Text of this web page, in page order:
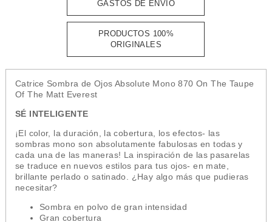
GASTOS DE ENVÍO
PRODUCTOS 100%
ORIGINALES
Catrice Sombra de Ojos Absolute Mono 870 On The Taupe
Of The Matt Everest
SÉ INTELIGENTE
¡El color, la duración, la cobertura, los efectos- las
sombras mono son absolutamente fabulosas en todas y
cada una de las maneras! La inspiración de las pasarelas
se traduce en nuevos estilos para tus ojos- en mate,
brillante perlado o satinado. ¿Hay algo más que pudieras
necesitar?
Sombra en polvo de gran intensidad
Gran cobertura